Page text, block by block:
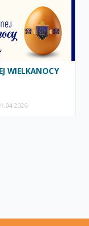
WIELKANOCY